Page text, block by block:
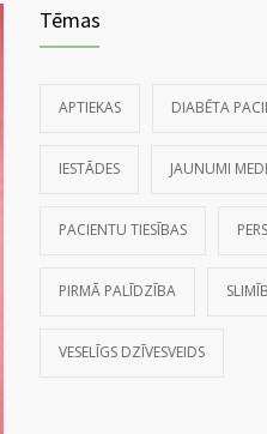
Tēmas
APTIEKAS DIABĒTA
IESTĀDES JAUNUMI
PACIENTU TIESĪBAS
PIRMĀ PALĪDZĪBA
VESELĪGS DZĪVESVEIDS